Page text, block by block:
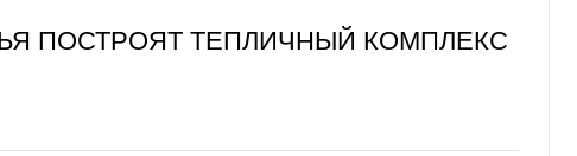
ПОСТРОЯТ ТЕПЛИЧНЫЙ КОМПЛЕКС